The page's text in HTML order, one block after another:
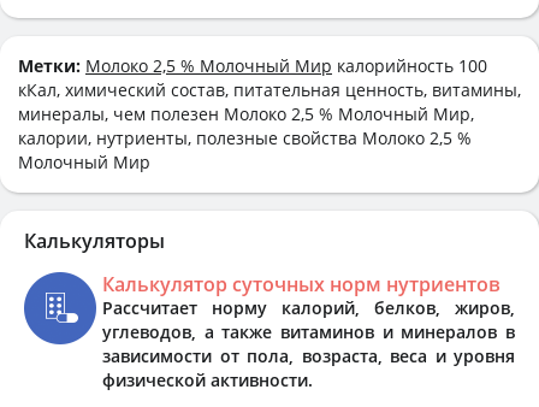
Метки: Молоко 2,5 % Молочный Мир калорийность 100
кКал, химический состав, питательная ценность, витамины,
минералы, чем полезен Молоко 2,5 % Молочный Мир,
калории, нутриенты, полезные свойства Молоко 2,5 %
Молочный Мир
Калькуляторы
Калькулятор суточных норм нутриентов
Рассчитает норму калорий, белков, жиров,
углеводов, а также витаминов и минералов в
зависимости от пола, возраста, веса и уровня
физической активности.